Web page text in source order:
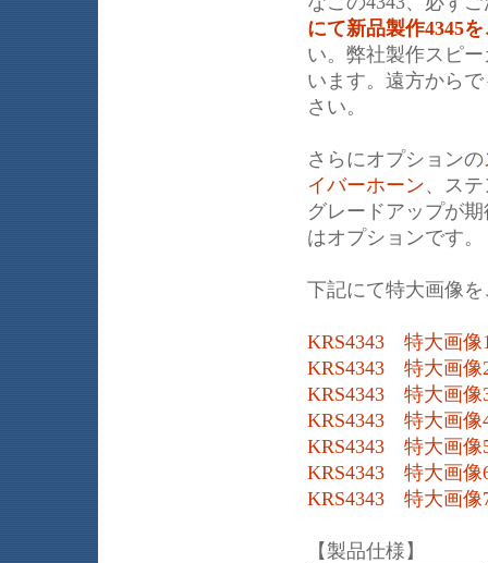
にて新品製作4345
い。弊社製作スピ
います。遠方から
さい。
さらにオプションの
イバーホーン、ス
グレードアップが
はオプションです。
下記にて特大画像
KRS4343 特大画像
KRS4343 特大画像
KRS4343 特大画像
KRS4343 特大画像
KRS4343 特大画像
KRS4343 特大画像
KRS4343 特大画像
【製品仕様】